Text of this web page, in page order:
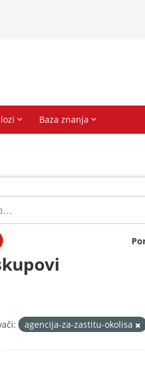
agencija-za-zastitu-okolisa